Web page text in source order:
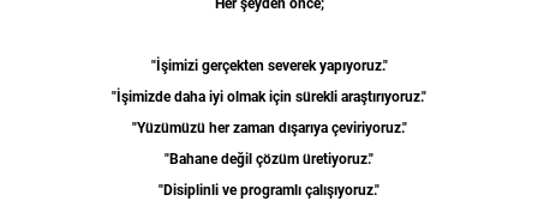
Her şeyden önce;
"İşimizi gerçekten severek yapıyoruz."
"İşimizde daha iyi olmak için sürekli araştırıyoruz."
"Yüzümüzü her zaman dışarıya çeviriyoruz."
"Bahane değil çözüm üretiyoruz."
"Disiplinli ve programlı çalışıyoruz."